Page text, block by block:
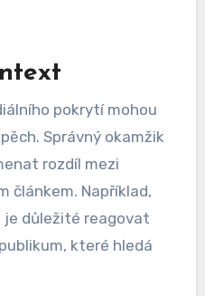
pokrytí mohou
Správný okamžik
rozdíl mezi
článkem. Například,
je důležité reagovat
které hledá